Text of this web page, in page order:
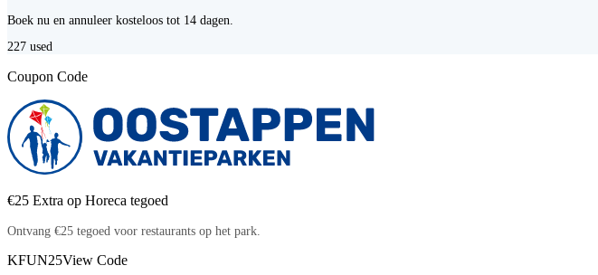
Boek nu en annuleer kosteloos tot 14 dagen.
227 used
Coupon Code
€25 Extra op Horeca tegoed
Ontvang €25 tegoed voor restaurants op het park.
KFUN25View Code